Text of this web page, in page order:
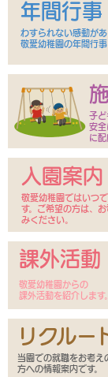
年間行事
わすられない感動があ
敬愛幼稚園の年間行事
子ど
安全
に配
入園案内
敬愛幼稚園ではいつ
す。ご希望の方は、
みください。
課外活動
敬愛幼稚園からの
課外活動を紹介します。
リクルー
当園での就職をお考え
方への情報案内です。